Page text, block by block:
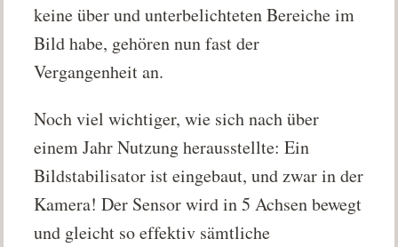
keine über und unterbelichteten Bereiche im
Bild habe, gehören nun fast der
Vergangenheit an.
Noch viel wichtiger, wie sich nach über
einem Jahr Nutzung herausstellte: Ein
Bildstabilisator ist eingebaut, und zwar in der
Kamera! Der Sensor wird in 5 Achsen bewegt
und gleicht so effektiv sämtliche